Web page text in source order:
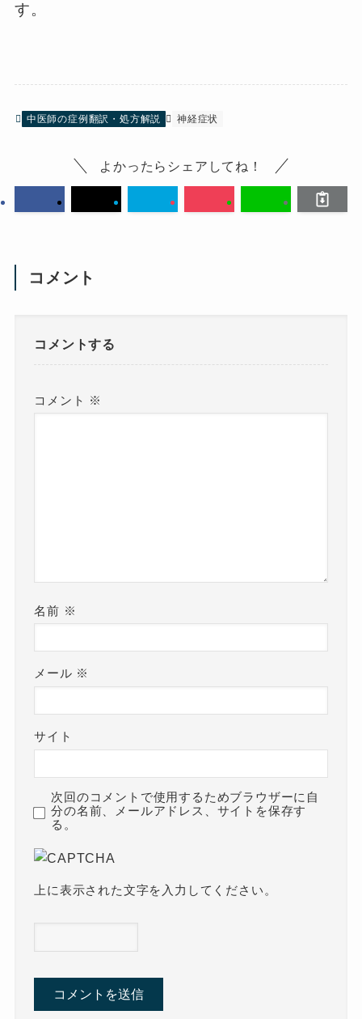
す。
中医師の症例翻訳・処方解説 神経症状
よかったらシェアしてね！
コメント
コメントする
コメント ※
名前 ※
メール ※
サイト
次回のコメントで使用するためブラウザーに自
分の名前、メールアドレス、サイトを保存す
る。
上に表示された文字を入力してください。